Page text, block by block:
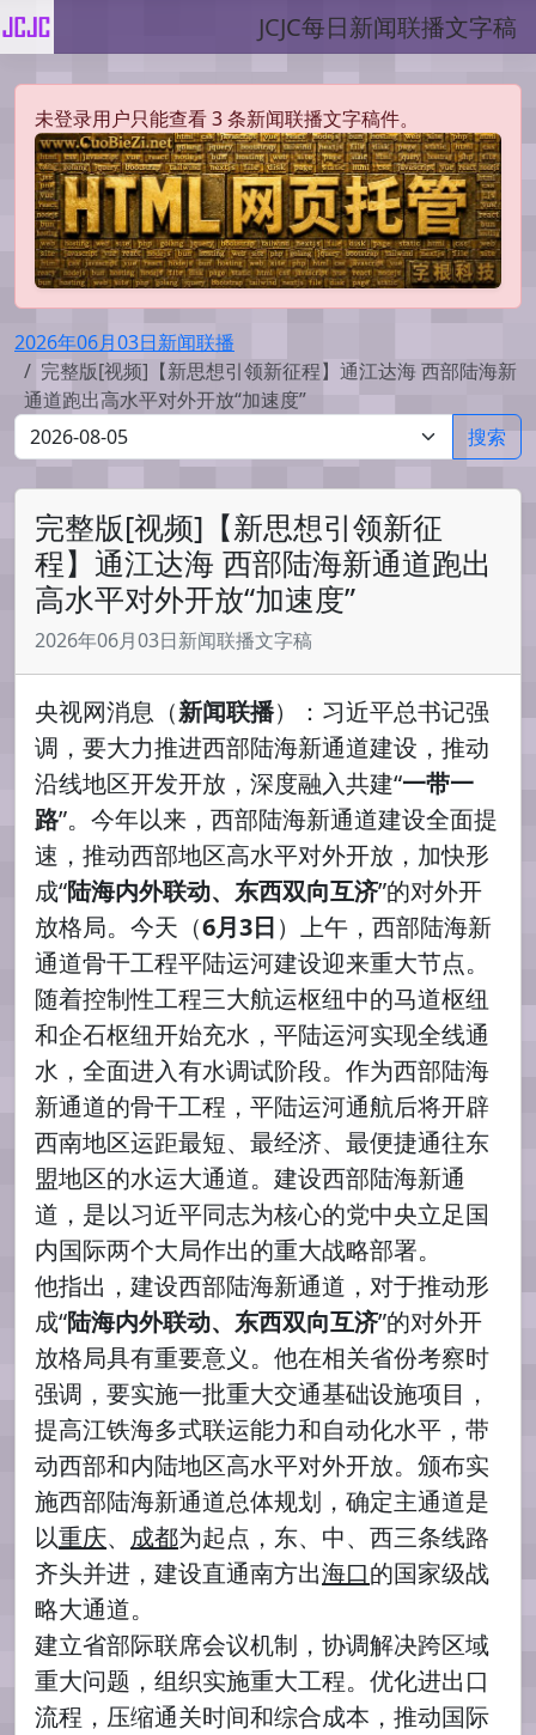
JCJC每日新闻联播文字稿
未登录用户只能查看 3 条新闻联播文字稿件。
2026年06月03日新闻联播
完整版[视频]【新思想引领新征程】通江达海 西部陆海新
通道跑出高水平对外开放“加速度”
搜索
完整版[视频]【新思想引领新征
程】通江达海 西部陆海新通道跑出
高水平对外开放“加速度”
2026年06月03日新闻联播文字稿
央视网消息（新闻联播）：习近平总书记强
调，要大力推进西部陆海新通道建设，推动
沿线地区开发开放，深度融入共建“一带一
路”。今年以来，西部陆海新通道建设全面提
速，推动西部地区高水平对外开放，加快形
成“陆海内外联动、东西双向互济”的对外开
放格局。今天（6月3日）上午，西部陆海新
通道骨干工程平陆运河建设迎来重大节点。
随着控制性工程三大航运枢纽中的马道枢纽
和企石枢纽开始充水，平陆运河实现全线通
水，全面进入有水调试阶段。作为西部陆海
新通道的骨干工程，平陆运河通航后将开辟
西南地区运距最短、最经济、最便捷通往东
盟地区的水运大通道。建设西部陆海新通
道，是以习近平同志为核心的党中央立足国
内国际两个大局作出的重大战略部署。
他指出，建设西部陆海新通道，对于推动形
成“陆海内外联动、东西双向互济”的对外开
放格局具有重要意义。他在相关省份考察时
强调，要实施一批重大交通基础设施项目，
提高江铁海多式联运能力和自动化水平，带
动西部和内陆地区高水平对外开放。颁布实
施西部陆海新通道总体规划，确定主通道是
以重庆、 成都为起点，东、中、西三条线路
齐头并进，建设直通南方出海口的国家级战
略大通道。
建立省部际联席会议机制，协调解决跨区域
重大问题，组织实施重大工程。优化进出口
流程，压缩通关时间和综合成本，推动国际